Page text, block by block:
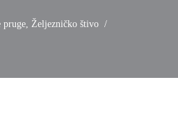
pruge Željezničko štivo